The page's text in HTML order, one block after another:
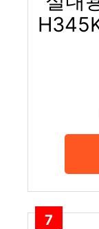
7